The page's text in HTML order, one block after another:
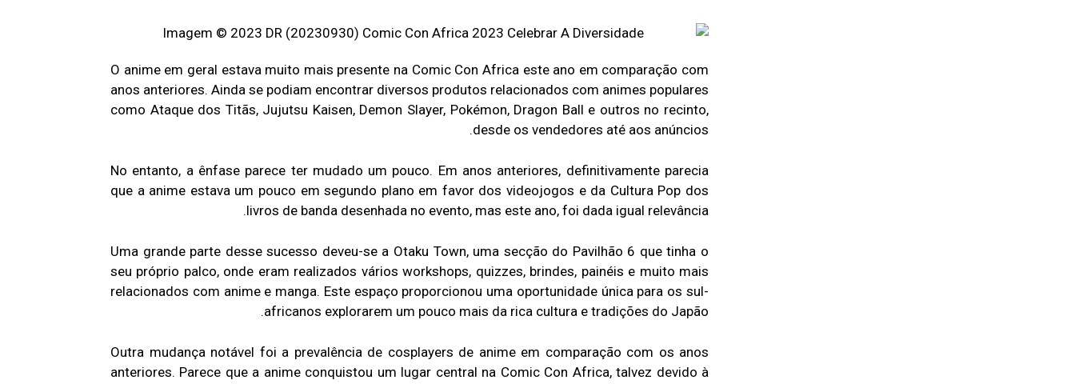
O anime em geral estava muito mais presente na Comic Con Africa este ano em comparação com
anos anteriores. Ainda se podiam encontrar diversos produtos relacionados com animes populares
como Ataque dos Titãs, Jujutsu Kaisen, Demon Slayer, Pokémon, Dragon Ball e outros no recinto,
desde os vendedores até aos anúncios.
No entanto, a ênfase parece ter mudado um pouco. Em anos anteriores, definitivamente parecia
que a anime estava um pouco em segundo plano em favor dos videojogos e da Cultura Pop dos
livros de banda desenhada no evento, mas este ano, foi dada igual relevância.
Uma grande parte desse sucesso deveu-se a Otaku Town, uma secção do Pavilhão 6 que tinha o
seu próprio palco, onde eram realizados vários workshops, quizzes, brindes, painéis e muito mais
relacionados com anime e manga. Este espaço proporcionou uma oportunidade única para os sul-
africanos explorarem um pouco mais da rica cultura e tradições do Japão.
Outra mudança notável foi a prevalência de cosplayers de anime em comparação com os anos
anteriores. Parece que a anime conquistou um lugar central na Comic Con Africa, talvez devido à